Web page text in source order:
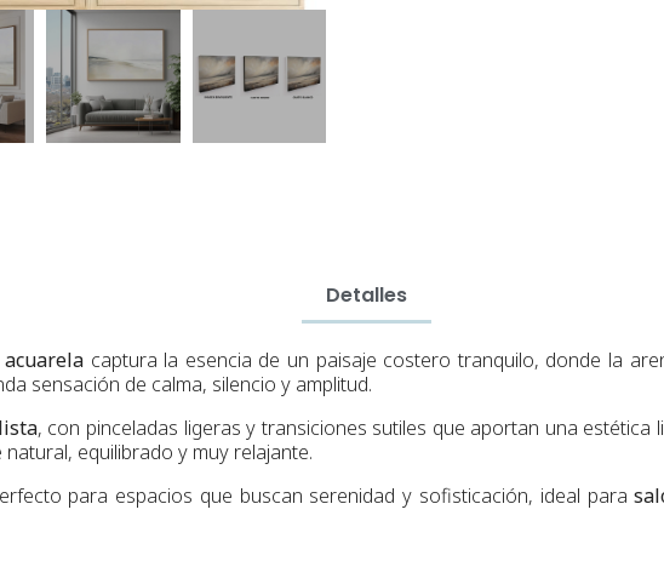
Detalles
captura la esencia de un paisaje costero tranquilo, donde la
sensación de calma, silencio y amplitud.
, con pinceladas ligeras y transiciones sutiles que aportan una estética
equilibrado y muy relajante.
para espacios que buscan serenidad y sofisticación, ideal para